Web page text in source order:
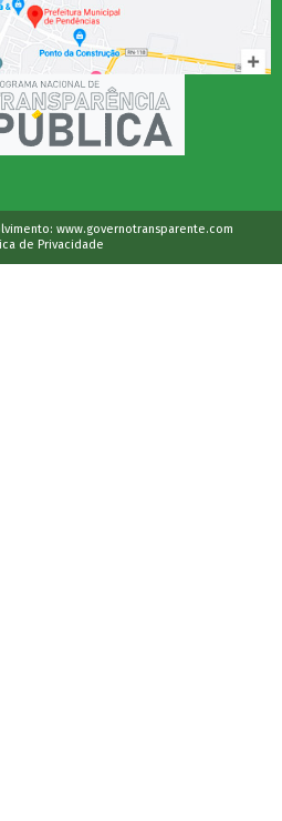
www.governotransparente.com
de Privacidade